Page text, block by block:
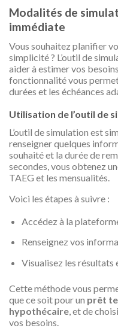
Modalités de
immédiate
Vous souhaitez planifier
simplicité ? L’outil de
aider à estimer vos
fonctionnalité vous
durées et les échéances
Utilisation de l’outil de
L’outil de simulation est
renseigner quelques
souhaité et la durée de
secondes, vous obtenez
TAEG et les mensualités.
Voici les étapes à suivre :
Accédez à la
Renseignez vos
Visualisez les résultats
Cette méthode vous
que ce soit pour un prêt
hypothécaire , et de
vos besoins.